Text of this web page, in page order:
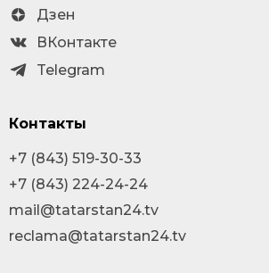
Дзен
ВКонтакте
Telegram
Контакты
+7 (843) 519-30-33
+7 (843) 224-24-24
mail@tatarstan24.tv
reclama@tatarstan24.tv